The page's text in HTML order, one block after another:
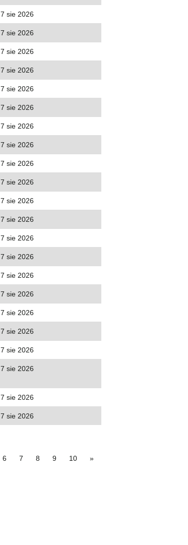
7 sie 2026
7 sie 2026
7 sie 2026
7 sie 2026
7 sie 2026
7 sie 2026
7 sie 2026
7 sie 2026
7 sie 2026
7 sie 2026
7 sie 2026
7 sie 2026
7 sie 2026
7 sie 2026
7 sie 2026
7 sie 2026
7 sie 2026
7 sie 2026
7 sie 2026
7 sie 2026
7 sie 2026
7 sie 2026
6 7 8 9 10 »